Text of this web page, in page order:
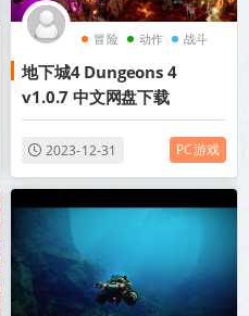
冒险 动作 战斗
地下城4 Dungeons 4
v1.0.7 中文网盘下载
2023-12-31 PC游戏